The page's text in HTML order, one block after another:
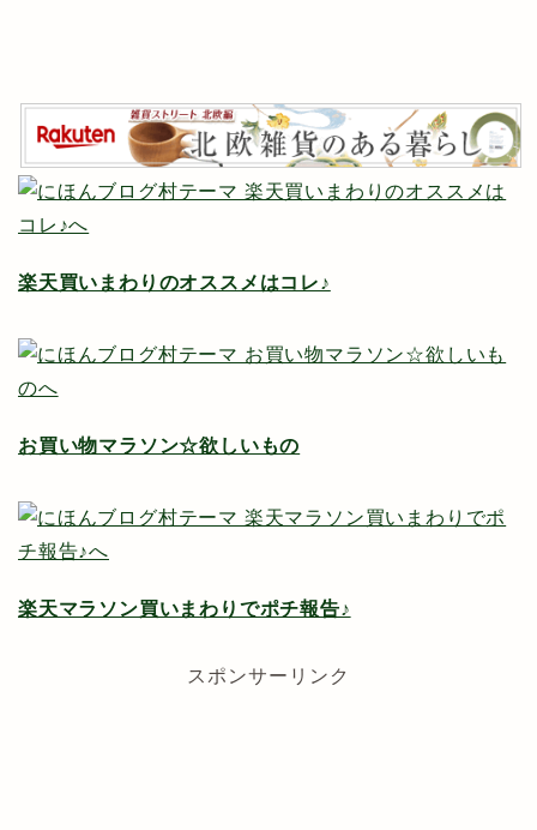
楽天買いまわりのオススメはコレ♪
お買い物マラソン☆欲しいもの
楽天マラソン買いまわりでポチ報告♪
スポンサーリンク